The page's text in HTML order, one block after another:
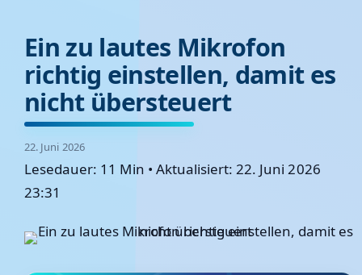
Ein zu lautes Mikrofon
richtig einstellen, damit es
nicht übersteuert
22. Juni 2026
Lesedauer: 11 Min • Aktualisiert: 22. Juni 2026
23:31